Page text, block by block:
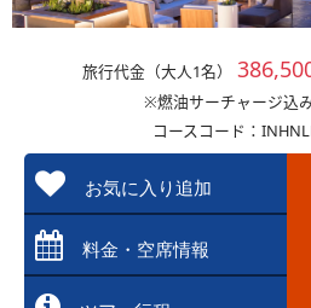
旅行代金（大人1名）
※燃油サーチャージ込
コースコード：
お気に入り追加
料金・空席情報